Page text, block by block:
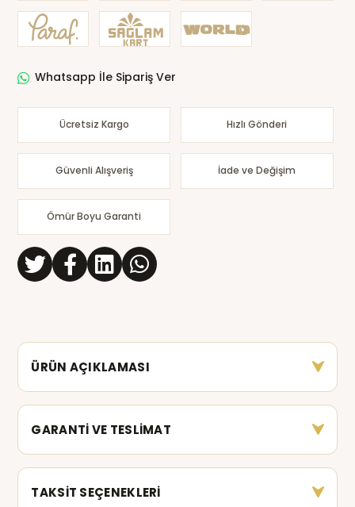
Whatsapp İle Sipariş Ver
Ücretsiz Kargo Hızlı Gönderi
Güvenli Alışveriş İade ve Değişim
Ömür Boyu Garanti
ÜRÜN AÇIKLAMASI
GARANTİ VE TESLİMAT
TAKSİT SEÇENEKLERİ